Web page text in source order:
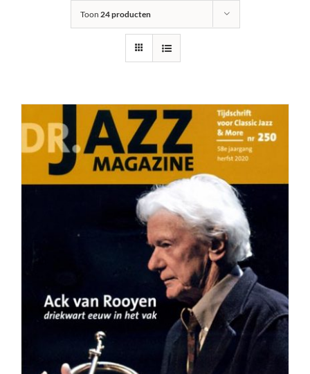
Toon 24 producten